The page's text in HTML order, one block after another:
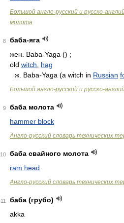
Большой англо-русский и русско-
молота
8
баба-яга
жен. Baba-Yaga () ;
old witch
hag
ж. Baba-Yaga (a witch in Russian
Большой англо-русский и русско-
9
баба молота
hammer block
Англо-русский словарь технических
10
баба свайного молота
ram head
Англо-русский словарь технических
11
баба (грубо)
akka